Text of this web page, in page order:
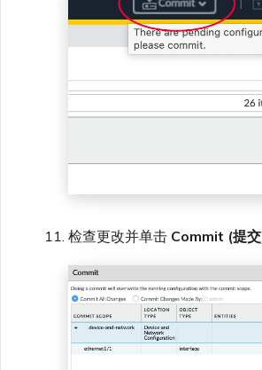
检查更改并单击 Commit (提